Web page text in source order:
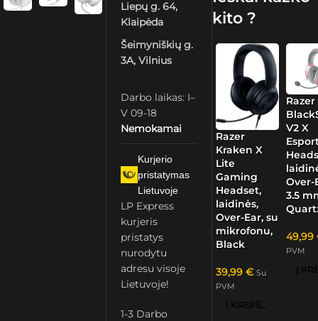
Liepų g. 64,
Klaipėda
Šeimyniškių g.
3A, Vilnius
Darbo laikas: I–
V 09-18
Nemokamai
Kurjerio
pristatymas
Lietuvoje
LP Express
kurjeris
pristatys
nurodytu
adresu visoje
Lietuvoje!
1-3 Darbo
kito ?
Razer
Kraken X
Lite
Gaming
Headset,
laidinės,
Over-Ear, su
mikrofonu,
Black
39,99 € Su
PVM
Į KREPŠELĮ
Razer
V2 X
Over-
3.5
49,99
PVM